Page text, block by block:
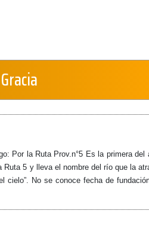
Por la Ruta Prov.n°5 Es la primera del
5 y lleva el nombre del río que la
cielo”. No se conoce fecha de